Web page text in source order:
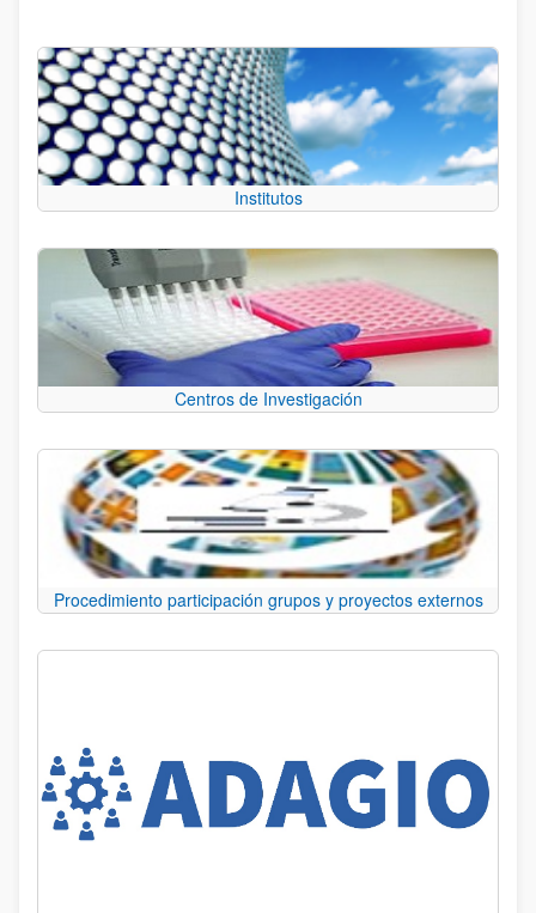
Institutos
Centros de Investigación
Procedimiento participación grupos y proyectos externos